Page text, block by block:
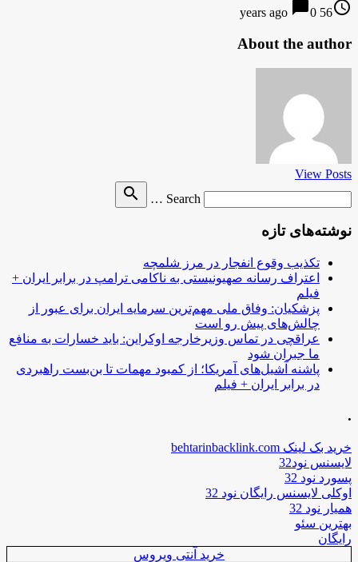
access_time
56 years ago
chat_bubble0
About the author
View Posts
Search …
search
نوشته‌های تازه
تکذیب وقوع انفجار در مرز شلمچه
اعتراف رسانه صهیونیستی به ناکامی ترامپ در برابر ایران +
فیلم
پزشکیان: وفاق ملی مهم‌ترین سرمایه ایران برای عبور از
چالش‌های پیش رو است
عراقچی در تماس وزیرخارجه اوکراین: باید خسارات به منافع
ما جبران شود
پاشنه آشیل‌های آمریکا؛ از کمبود مهمات تا بن‌بست راهبردی
در برابر ایران + فیلم
.
خرید بک لینک behtarinbacklink.com
لایسنس نود32
پسورد نود 32
اوکلی لایسنس رایگان نود 32
همیار نود 32
بهترین سئو
رایگان
خرید آنتی ویروس